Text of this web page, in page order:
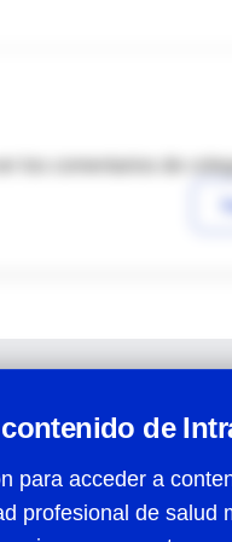
los comentarios de
de
para acceder a
profesional de salud